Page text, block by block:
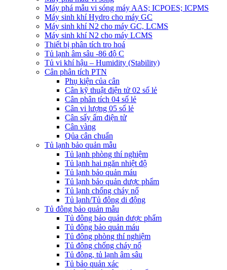
Máy phá mẫu vi sóng máy AAS; ICPOES; ICPMS
Máy sinh khí Hydro cho máy GC
Máy sinh khí N2 cho máy GC, LCMS
Máy sinh khí N2 cho máy LCMS
Thiết bị phân tích tro hoá
Tủ lạnh âm sâu -86 độ C
Tủ vi khí hậu – Humidity (Stability)
Cân phân tích PTN
Phụ kiện của cân
Cân kỹ thuật điện tử 02 số lẻ
Cân phân tích 04 số lẻ
Cân vi lượng 05 số lẻ
Cân sấy ẩm điện tử
Cân vàng
Qủa cân chuẩn
Tủ lạnh bảo quản mẫu
Tủ lạnh phòng thí nghiệm
Tủ lạnh hai ngăn nhiệt độ
Tủ lạnh bảo quản máu
Tủ lạnh bảo quản dược phẩm
Tủ lạnh chống cháy nổ
Tủ lạnh/Tủ đông di động
Tủ đông bảo quản mẫu
Tủ đông bảo quản dược phẩm
Tủ đông bảo quản máu
Tủ đông phòng thí nghiệm
Tủ đông chống cháy nổ
Tủ đông, tủ lạnh âm sâu
Tủ bảo quản xác